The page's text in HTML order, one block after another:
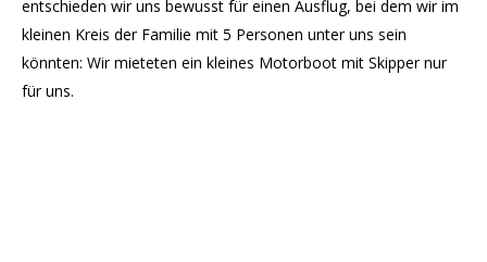
entschieden wir uns bewusst für einen Ausflug, bei dem wir im
kleinen Kreis der Familie mit 5 Personen unter uns sein
könnten: Wir mieteten ein kleines Motorboot mit Skipper nur
für uns.